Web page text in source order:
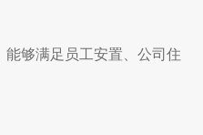
够满足员工安置、公司住